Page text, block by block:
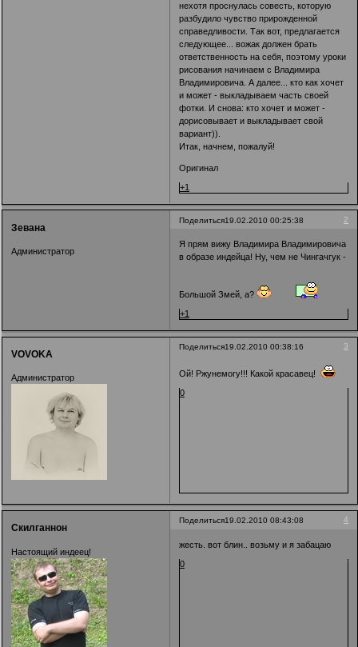
нехотя проснулась совесть, которую
разбудило чувство прирожденной
справедливости. Так вот, предлагается
следующее... вожак должен брать
ответственность на себя, поэтому уроки
рисования начинаем с Владимира
Владимировича. А далее... кто как хочет
и может - выкладываем часть своей
фотки. И снова: кто хочет и может -
дорисовывает и выкладывает свой
вариант)).
Итак, начнем, пожалуй!
Оригинал
+1
Поделиться 2
19.02.2010 00:25:38
Зевана
Администратор
Я прям вижу Владимира Владимировича
в образе индейца! Ну, чем не Чингачгук -
Большой Змей, а?
+1
Поделиться 3
19.02.2010 00:38:16
VOVOKA
Администратор
Ой! Ржунемогу!!! Какой красавец!
0
Поделиться 4
19.02.2010 08:43:08
Скилганнон
Настоящий индеец!
жесть. вот блин.. возьму и я забацаю
0